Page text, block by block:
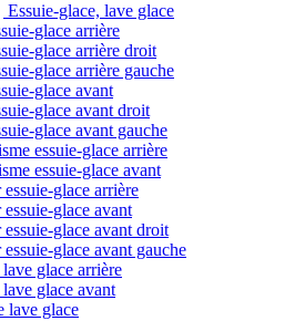
Essuie-glace, lave glace
glace arrière
glace arrière droit
glace arrière gauche
glace avant
glace avant droit
glace avant gauche
essuie-glace arrière
essuie-glace avant
glace arrière
glace avant
glace avant droit
glace avant gauche
glace arrière
glace avant
lave glace